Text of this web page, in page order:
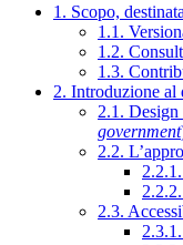
1. Scopo,
1.1.
1.2.
1.3.
2. Introduzione
2.1. Design
government
2.2.
2.3.